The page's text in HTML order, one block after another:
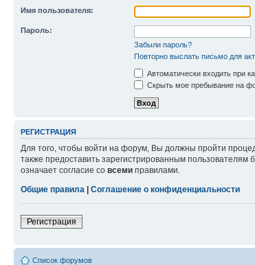
Имя пользователя:
Пароль:
Забыли пароль?
Повторно выслать письмо для
Автоматически входить при
Скрыть мое пребывание на
РЕГИСТРАЦИЯ
Для того, чтобы войти на форум, Вы должны пройти
также предоставить зарегистрированным
означает согласие со всеми правилами.
Общие правила | Соглашение о конфиденциальности
Регистрация
Список форумов